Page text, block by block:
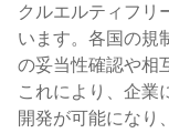
クルエルティフリ
います。各国の規
の妥当性確認や相
これにより、企業
開発が可能になり